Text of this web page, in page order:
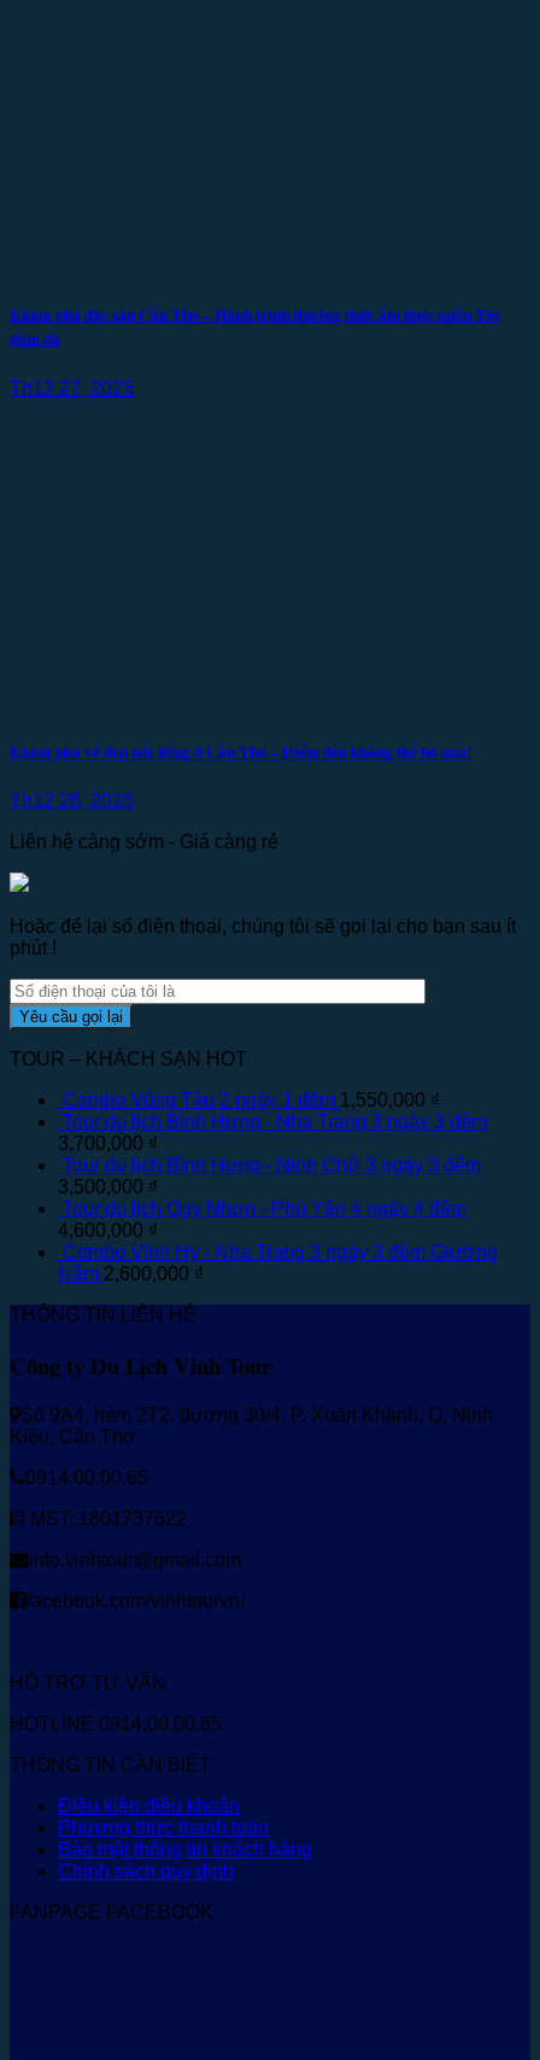
Khám phá đặc sản Cần Thơ – Hành trình thưởng thức ẩm thực miền Tây
đậm đà
Th12 27, 2025
Khám phá vẻ đẹp nổi tiếng ở Cần Thơ – Điểm đến không thể bỏ qua!
Th12 26, 2025
Liên hệ càng sớm - Giá càng rẻ
Hoặc để lại số điện thoại, chúng tôi sẽ gọi lại cho bạn sau ít
phút !
TOUR – KHÁCH SẠN HOT
Combo Vũng Tàu 2 ngày 1 đêm 1,550,000 ₫
Tour du lịch Bình Hưng - Nha Trang 3 ngày 3 đêm
3,700,000 ₫
Tour du lịch Bình Hưng - Ninh Chữ 3 ngày 3 đêm
3,500,000 ₫
Tour du lịch Quy Nhơn - Phú Yên 4 ngày 4 đêm
4,600,000 ₫
Combo Vĩnh Hy - Nha Trang 3 ngày 3 đêm Giường
Nằm 2,600,000 ₫
THÔNG TIN LIÊN HỆ
Công ty Du Lịch Vinh Tour
Số 9A4, hẻm 2T2, đường 30/4, P. Xuân Khánh, Q. Ninh
Kiều, Cần Thơ
0914.00.00.65
MST: 1801737622
info.vinhtour@gmail.com
facebook.com/vinhtourvn/
HỖ TRỢ TƯ VẤN
HOTLINE 0914.00.00.65
THÔNG TIN CẦN BIẾT
Điều kiện điều khoản
Phương thức thanh toán
Bảo mật thông tin khách hàng
Chính sách quy định
FANPAGE FACEBOOK